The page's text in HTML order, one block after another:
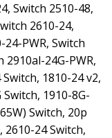
Switch 2510-48,
2610-24,
PWR, Switch
2910al-24G-PWR,
1810-24 v2,
Switch, 1910-8G-
Switch, 20p
24 Switch,